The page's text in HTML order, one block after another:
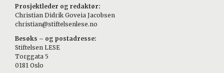
Prosjektleder og redaktør:
Christian Didrik Goveia Jacobsen
christian@stiftelsenlese.no
Besøks – og postadresse:
Stiftelsen LESE
Torggata 5
0181 Oslo